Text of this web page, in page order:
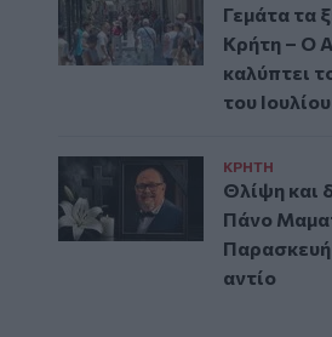
Γεμάτα τα
Κρήτη – Ο
καλύπτει
του Ιουλίου
ΚΡΗΤΗ
Θλίψη και
Πάνο
Παρασκευή
αντίο